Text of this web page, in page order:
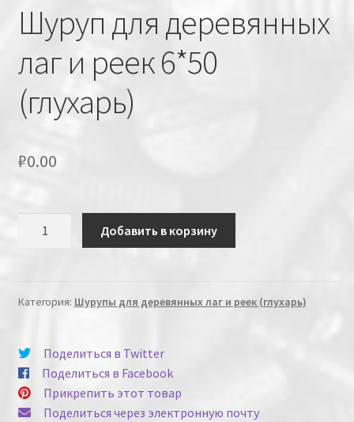
Шуруп для деревянных
лаг и реек 6*50
(глухарь)
₽0.00
Добавить в корзину
Категория: Шурупы для деревянных лаг и реек (глухарь)
Поделиться в Twitter
Поделиться в Facebook
Прикрепить этот товар
Поделиться через электронную почту